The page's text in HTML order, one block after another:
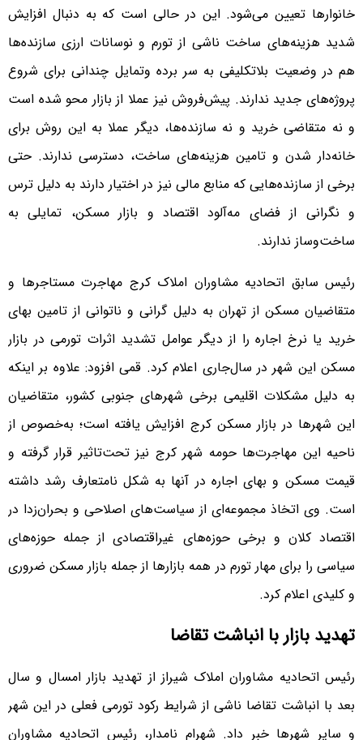
خانوارها تعیین می‌شود. این در حالی است که به دنبال افزایش
شدید هزینه‌‌‌های ساخت ناشی از تورم و نوسانات ارزی سازنده‌‌‌ها
هم در وضعیت بلاتکلیفی به سر برده وتمایل چندانی برای شروع
پروژه‌‌‌های جدید ندارند. پیش‌‌‌فروش نیز عملا از بازار محو شده است
و نه متقاضی خرید و نه سازنده‌‌‌ها، دیگر عملا به این روش برای
خانه‌‌‌دار شدن و تامین هزینه‌‌‌های ساخت، دسترسی ندارند. حتی
برخی از سازنده‌‌‌هایی که منابع مالی نیز در اختیار دارند به دلیل ترس
و نگرانی از فضای مه‌‌‌آلود اقتصاد و بازار مسکن، تمایلی به
ساخت‌وساز ندارند.
رئیس سابق اتحادیه مشاوران املاک کرج مهاجرت مستاجرها و
متقاضیان مسکن از تهران به دلیل گرانی و ناتوانی از تامین بهای
خرید یا نرخ اجاره را از دیگر عوامل تشدید اثرات تورمی در بازار
مسکن این شهر در سال‌جاری اعلام کرد. قمی افزود: علاوه بر اینکه
به دلیل مشکلات اقلیمی برخی شهرهای جنوبی کشور، متقاضیان
این شهرها در بازار مسکن کرج افزایش یافته است؛ به‌خصوص از
ناحیه این مهاجرت‌‌‌ها حومه شهر کرج نیز تحت‌تاثیر قرار گرفته و
قیمت مسکن و بهای اجاره در آنها به شکل نامتعارف رشد داشته
است. وی اتخاذ مجموعه‌‌‌ای از سیاست‌‌‌های اصلاحی و بحران‌‌‌زدا در
اقتصاد کلان و برخی حوزه‌‌‌های غیراقتصادی از جمله حوزه‌‌‌های
سیاسی را برای مهار تورم در همه بازارها از جمله بازار مسکن ضروری
و کلیدی اعلام کرد.
تهدید بازار با انباشت تقاضا
رئیس اتحادیه مشاوران املاک شیراز از تهدید بازار امسال و سال
بعد با انباشت تقاضا ناشی از شرایط رکود تورمی فعلی در این شهر
و سایر شهرها خبر داد. شهرام نامدار، رئیس اتحادیه مشاوران